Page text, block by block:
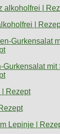
|
Gurkensalat mit